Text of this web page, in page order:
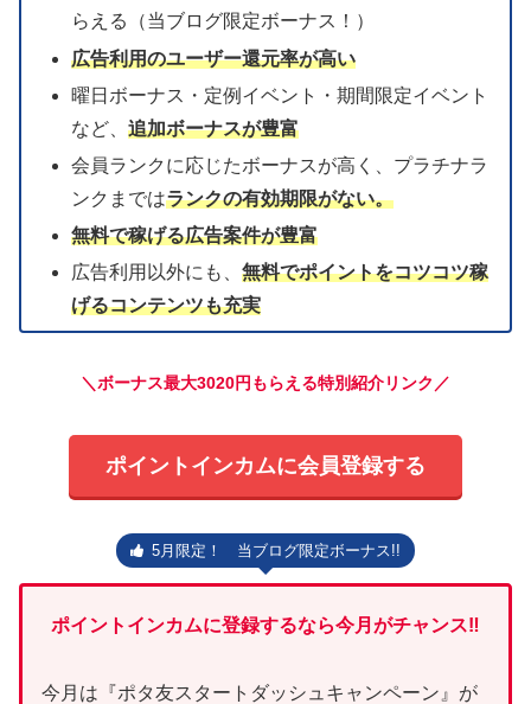
らえる（当ブログ限定ボーナス！）
広告利用のユーザー還元率が高い
曜日ボーナス・定例イベント・期間限定イベント
など、 追加ボーナスが豊富
会員ランクに応じたボーナスが高く、プラチナラ
ンクまではランクの有効期限がない。
無料で稼げる広告案件が豊富
広告利用以外にも、 無料でポイントをコツコツ稼
げるコンテンツも充実
＼ボーナス最大3020円もらえる特別紹介リンク／
ポイントインカムに会員登録する
5月限定！ 当ブログ限定ボーナス!!
ポイントインカムに登録するなら今月がチャンス‼
今月は『ポタ友スタートダッシュキャンペーン』が